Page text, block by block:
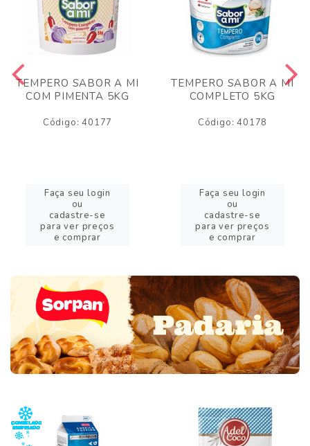
TEMPERO SABOR A MI
COM PIMENTA 5KG
Código: 40177
Faça seu login
ou
cadastre-se
para ver preços
e comprar
TEMPERO SABOR A MI
COMPLETO 5KG
Código: 40178
Faça seu login
ou
cadastre-se
para ver preços
e comprar